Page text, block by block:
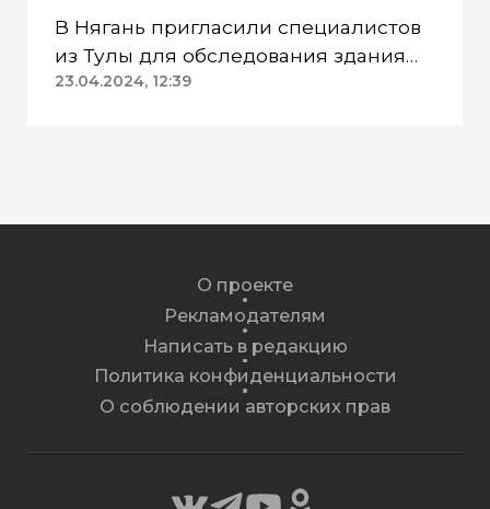
В Нягань пригласили специалистов
из Тулы для обследования здания
ДК «Геолог»
23.04.2024, 12:39
О проекте
Рекламодателям
Написать в редакцию
Политика конфиденциальности
О соблюдении авторских прав